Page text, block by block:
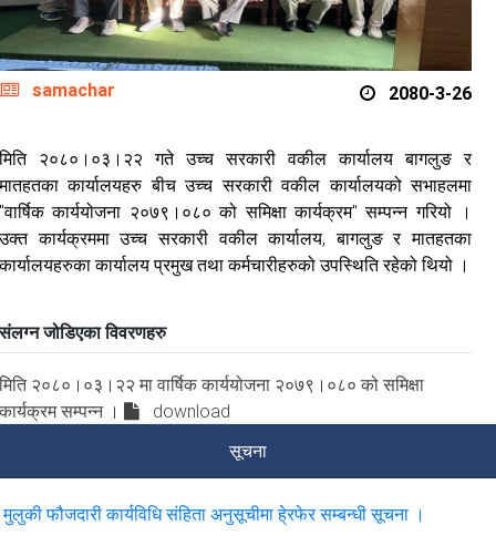
samachar 2080-3-26
मिति २०८०।०३।२२ गते उच्च सरकारी वकील कार्यालय बागलुङ र
मातहतका कार्यालयहरु बीच उच्च सरकारी वकील कार्यालयको सभाहलमा
"वार्षिक कार्ययोजना २०७९।०८० को समिक्षा कार्यक्रम" सम्पन्न गरियो ।
उक्त कार्यक्रममा उच्च सरकारी वकील कार्यालय, बागलुङ र मातहतका
कार्यालयहरुका कार्यालय प्रमुख तथा कर्मचारीहरुको उपस्थिति रहेको थियो ।
संलग्न जोडिएका विवरणहरु
मिति २०८०।०३।२२ मा वार्षिक कार्ययोजना २०७९।०८० को समिक्षा
कार्यक्रम सम्पन्न ।
download
सूचना
मुलुकी फौजदारी कार्यविधि संहिता अनुसूचीमा हे्रफेर सम्बन्धी सूचना ।